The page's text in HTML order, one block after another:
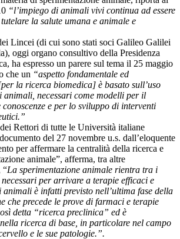
“l’impiego di animali vivi continua ad essere
la salute umana e animale e
Lincei (di cui sono stati soci Galileo Galilei
oggi organo consultivo della Presidenza
ha espresso un parere sul tema il 25 maggio
che un “aspetto fondamentale ed
la ricerca biomedica] è basato sull’uso
animali, necessari come modelli per il
conoscenze e per lo sviluppo di interventi
Rettori di tutte le Università italiane
del 27 novembre u.s. dall’eloquente
per affermare la centralità della ricerca e
animale”, afferma, tra altre
“La sperimentazione animale rientra tra i
necessari per arrivare a terapie efficaci e
animali è infatti previsto nell’ultima fase della
che precede le prove di farmaci e terapie
detta “ricerca preclinica” ed è
ricerca di base, in particolare nel campo
e le sue patologie.”.